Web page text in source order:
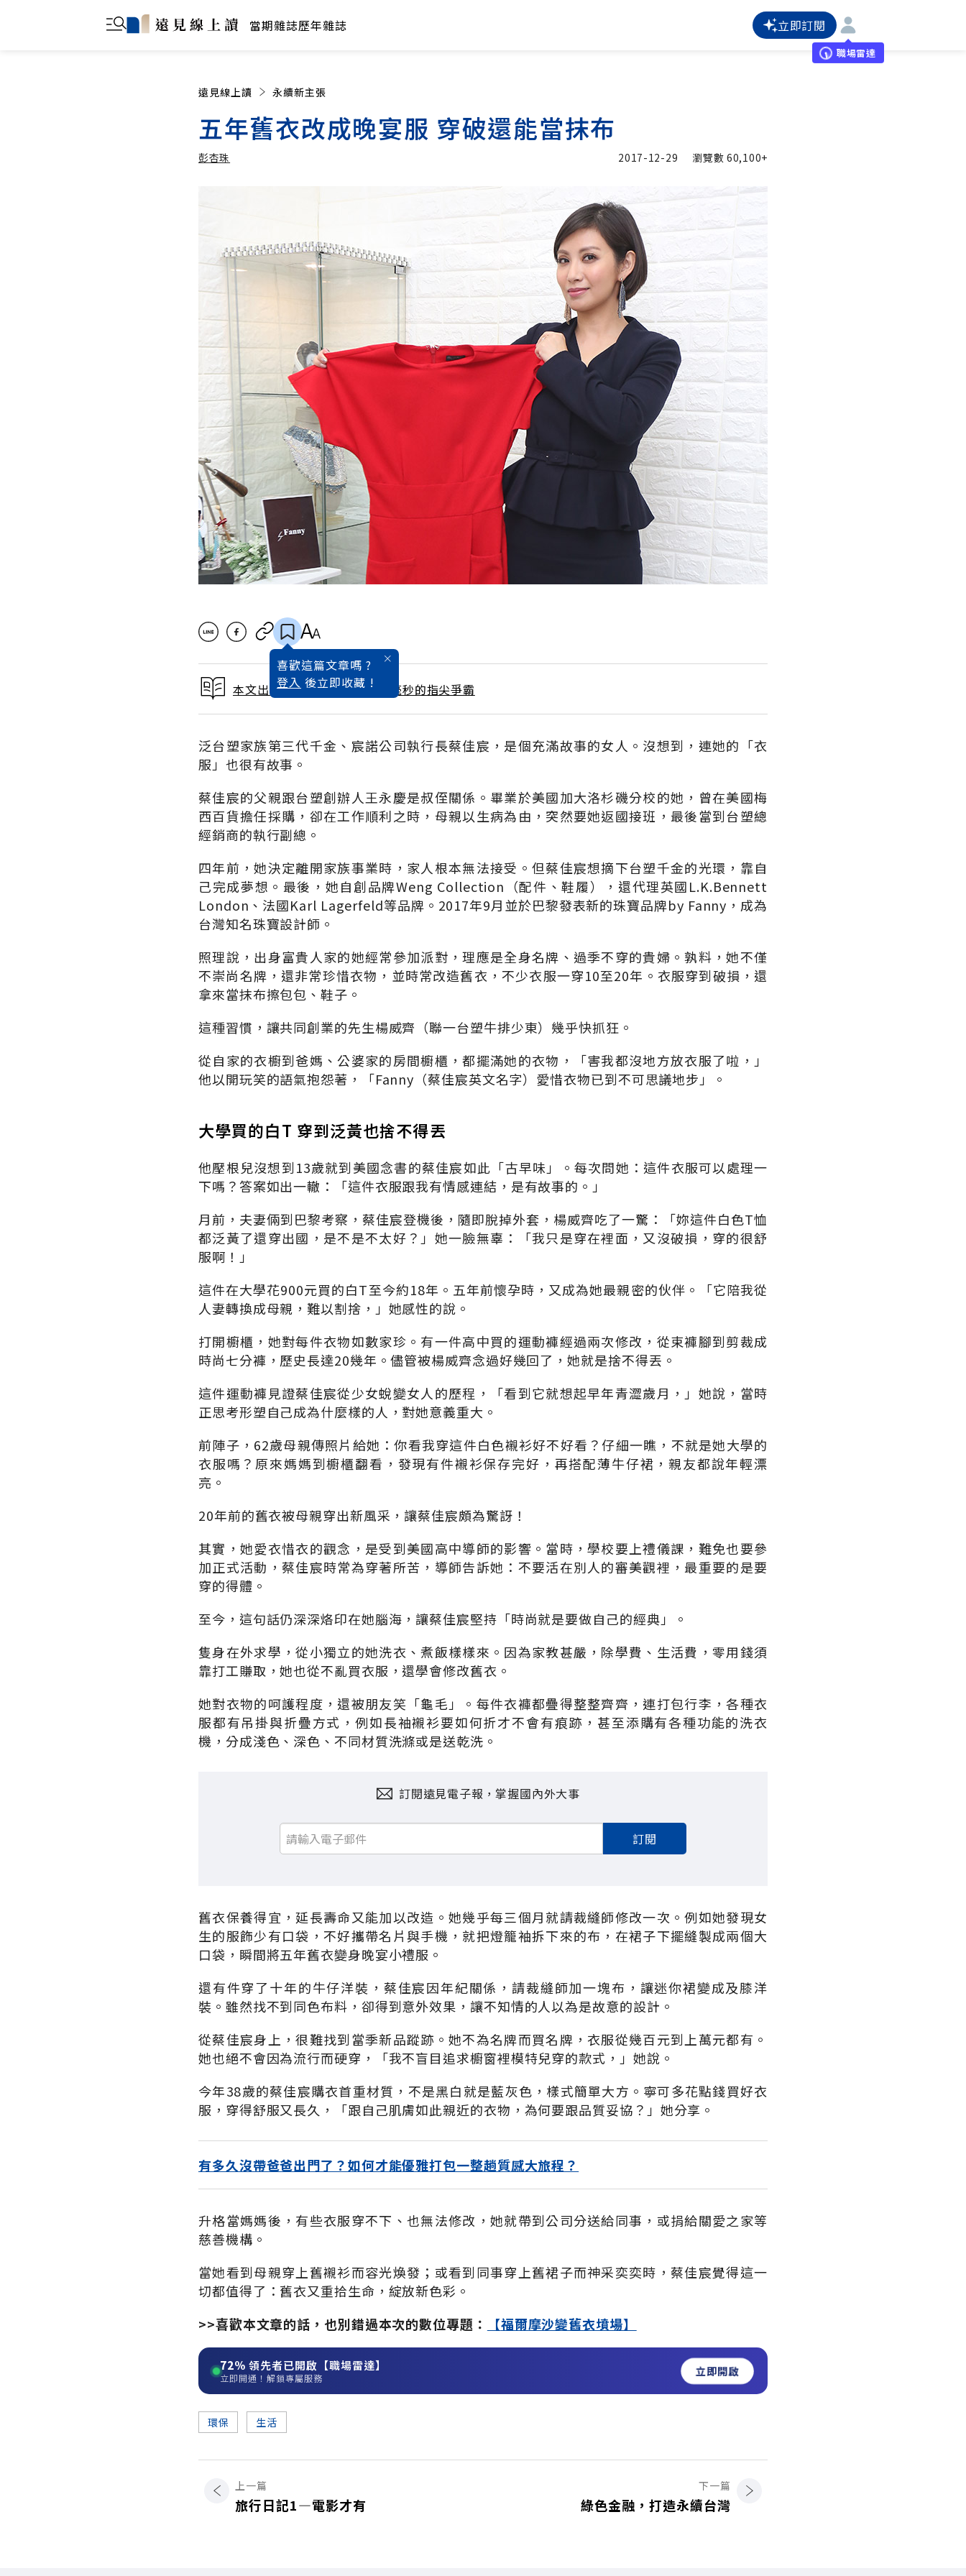
當期雜誌歷年雜誌 立即訂閱
職場雷達
遠見線上讀 永續新主張
五年舊衣改成晚宴服 穿破還能當抹布
彭杏珠 2017-12-29 瀏覽數60,100+
喜歡這篇文章嗎 ?
登入 後立即收藏 !
本文出自 2018 / 1月號雜誌 1毫秒的指尖爭霸
泛台塑家族第三代千金、宸諾公司執行長蔡佳宸，是個充滿故事的女人。沒想到，連她的「衣
服」也很有故事。
蔡佳宸的父親跟台塑創辦人王永慶是叔侄關係。畢業於美國加大洛杉磯分校的她，曾在美國梅
西百貨擔任採購，卻在工作順利之時，母親以生病為由，突然要她返國接班，最後當到台塑總
經銷商的執行副總。
四年前，她決定離開家族事業時，家人根本無法接受。但蔡佳宸想摘下台塑千金的光環，靠自
己完成夢想。最後，她自創品牌Weng Collection（配件、鞋履），還代理英國L.K.Bennett
London、法國Karl Lagerfeld等品牌。2017年9月並於巴黎發表新的珠寶品牌by Fanny，成為
台灣知名珠寶設計師。
照理說，出身富貴人家的她經常參加派對，理應是全身名牌、過季不穿的貴婦。孰料，她不僅
不崇尚名牌，還非常珍惜衣物，並時常改造舊衣，不少衣服一穿10至20年。衣服穿到破損，還
拿來當抹布擦包包、鞋子。
這種習慣，讓共同創業的先生楊威齊（聯一台塑牛排少東）幾乎快抓狂。
從自家的衣櫥到爸媽、公婆家的房間櫥櫃，都擺滿她的衣物，「害我都沒地方放衣服了啦，」
他以開玩笑的語氣抱怨著，「Fanny（蔡佳宸英文名字）愛惜衣物已到不可思議地步」。
大學買的白T 穿到泛黃也捨不得丟
他壓根兒沒想到13歲就到美國念書的蔡佳宸如此「古早味」。每次問她：這件衣服可以處理一
下嗎？答案如出一轍：「這件衣服跟我有情感連結，是有故事的。」
月前，夫妻倆到巴黎考察，蔡佳宸登機後，隨即脫掉外套，楊威齊吃了一驚：「妳這件白色T恤
都泛黃了還穿出國，是不是不太好？」她一臉無辜：「我只是穿在裡面，又沒破損，穿的很舒
服啊！」
這件在大學花900元買的白T至今約18年。五年前懷孕時，又成為她最親密的伙伴。「它陪我從
人妻轉換成母親，難以割捨，」她感性的說。
打開櫥櫃，她對每件衣物如數家珍。有一件高中買的運動褲經過兩次修改，從束褲腳到剪裁成
時尚七分褲，歷史長達20幾年。儘管被楊威齊念過好幾回了，她就是捨不得丟。
這件運動褲見證蔡佳宸從少女蛻變女人的歷程，「看到它就想起早年青澀歲月，」她說，當時
正思考形塑自己成為什麼樣的人，對她意義重大。
前陣子，62歲母親傳照片給她：你看我穿這件白色襯衫好不好看？仔細一瞧，不就是她大學的
衣服嗎？原來媽媽到櫥櫃翻看，發現有件襯衫保存完好，再搭配薄牛仔裙，親友都說年輕漂
亮。
20年前的舊衣被母親穿出新風采，讓蔡佳宸頗為驚訝！
其實，她愛衣惜衣的觀念，是受到美國高中導師的影響。當時，學校要上禮儀課，難免也要參
加正式活動，蔡佳宸時常為穿著所苦，導師告訴她：不要活在別人的審美觀裡，最重要的是要
穿的得體。
至今，這句話仍深深烙印在她腦海，讓蔡佳宸堅持「時尚就是要做自己的經典」。
隻身在外求學，從小獨立的她洗衣、煮飯樣樣來。因為家教甚嚴，除學費、生活費，零用錢須
靠打工賺取，她也從不亂買衣服，還學會修改舊衣。
她對衣物的呵護程度，還被朋友笑「龜毛」。每件衣褲都疊得整整齊齊，連打包行李，各種衣
服都有吊掛與折疊方式，例如長袖襯衫要如何折才不會有痕跡，甚至添購有各種功能的洗衣
機，分成淺色、深色、不同材質洗滌或是送乾洗。
訂閱遠見電子報，掌握國內外大事
訂閱
舊衣保養得宜，延長壽命又能加以改造。她幾乎每三個月就請裁縫師修改一次。例如她發現女
生的服飾少有口袋，不好攜帶名片與手機，就把燈籠袖拆下來的布，在裙子下擺縫製成兩個大
口袋，瞬間將五年舊衣變身晚宴小禮服。
還有件穿了十年的牛仔洋裝，蔡佳宸因年紀關係，請裁縫師加一塊布，讓迷你裙變成及膝洋
裝。雖然找不到同色布料，卻得到意外效果，讓不知情的人以為是故意的設計。
從蔡佳宸身上，很難找到當季新品蹤跡。她不為名牌而買名牌，衣服從幾百元到上萬元都有。
她也絕不會因為流行而硬穿，「我不盲目追求櫥窗裡模特兒穿的款式，」她說。
今年38歲的蔡佳宸購衣首重材質，不是黑白就是藍灰色，樣式簡單大方。寧可多花點錢買好衣
服，穿得舒服又長久，「跟自己肌膚如此親近的衣物，為何要跟品質妥協？」她分享。
有多久沒帶爸爸出門了？如何才能優雅打包一整趟質感大旅程？
升格當媽媽後，有些衣服穿不下、也無法修改，她就帶到公司分送給同事，或捐給關愛之家等
慈善機構。
當她看到母親穿上舊襯衫而容光煥發；或看到同事穿上舊裙子而神采奕奕時，蔡佳宸覺得這一
切都值得了：舊衣又重拾生命，綻放新色彩。
>>喜歡本文章的話，也別錯過本次的數位專題：
【福爾摩沙變舊衣墳場】
72% 領先者已開啟【職場雷達】
立即開通！解鎖專屬服務 立即開啟
環保 生活
上一篇
旅行日記1—電影才有
下一篇
綠色金融，打造永續台灣